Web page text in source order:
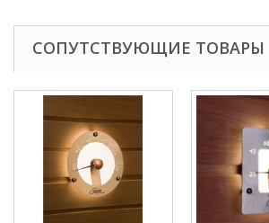
СОПУТСТВУЮЩИЕ ТОВАРЫ